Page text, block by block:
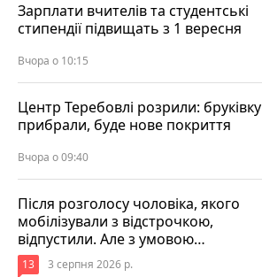
Зарплати вчителів та студентські
стипендії підвищать з 1 вересня
Вчора о 10:15
Центр Теребовлі розрили: бруківку
прибрали, буде нове покриття
Вчора о 09:40
Після розголосу чоловіка, якого
мобілізували з відстрочкою,
відпустили. Але з умовою…
13 3 серпня 2026 р.